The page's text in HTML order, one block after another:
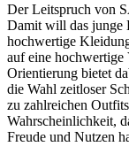
Der Leitspruch von
Damit will das junge
hochwertige
auf eine hochwertige
Orientierung bietet
die Wahl zeitloser
zu zahlreichen
Wahrscheinlichkeit,
Freude und Nutzen